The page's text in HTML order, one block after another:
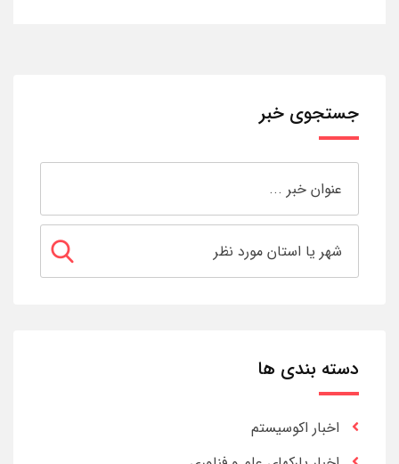
جستجوی خبر
دسته بندی ها
اخبار اکوسیستم